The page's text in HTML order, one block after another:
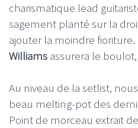
charismatique lead
sagement planté sur la
ajouter la moindre fioriture.
Williams assurera le
Au niveau de la setlist,
beau melting-pot des
Point de morceau extrait